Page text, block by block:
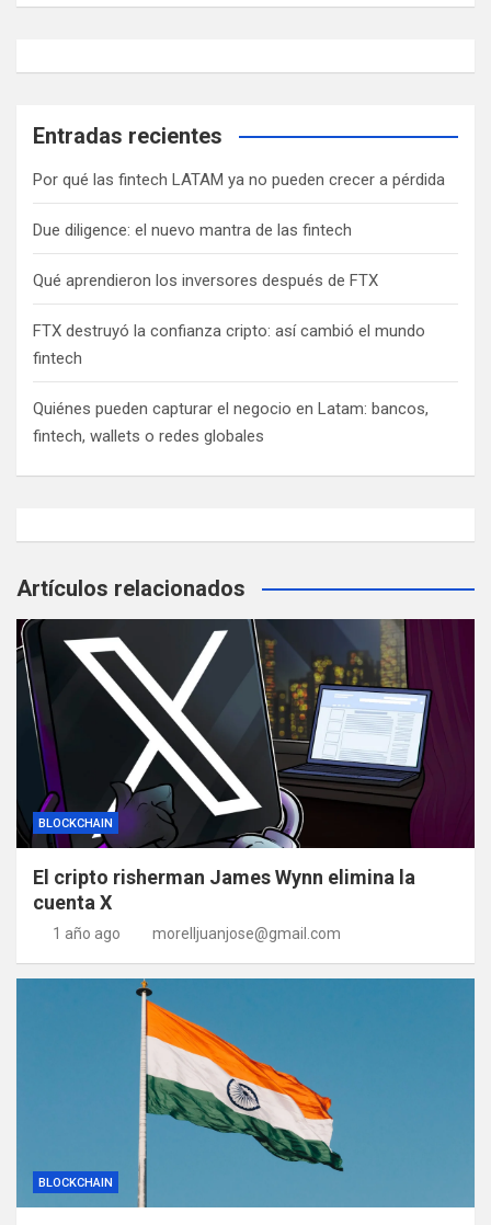
Entradas recientes
Por qué las fintech LATAM ya no pueden crecer a pérdida
Due diligence: el nuevo mantra de las fintech
Qué aprendieron los inversores después de FTX
FTX destruyó la confianza cripto: así cambió el mundo
fintech
Quiénes pueden capturar el negocio en Latam: bancos,
fintech, wallets o redes globales
Artículos relacionados
BLOCKCHAIN
El cripto risherman James Wynn elimina la
cuenta X
1 año ago morelljuanjose@gmail.com
BLOCKCHAIN